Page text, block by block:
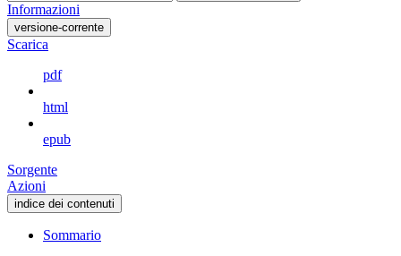
Informazioni
versione-corrente
Scarica
pdf
html
epub
Sorgente
Azioni
indice dei contenuti
Sommario